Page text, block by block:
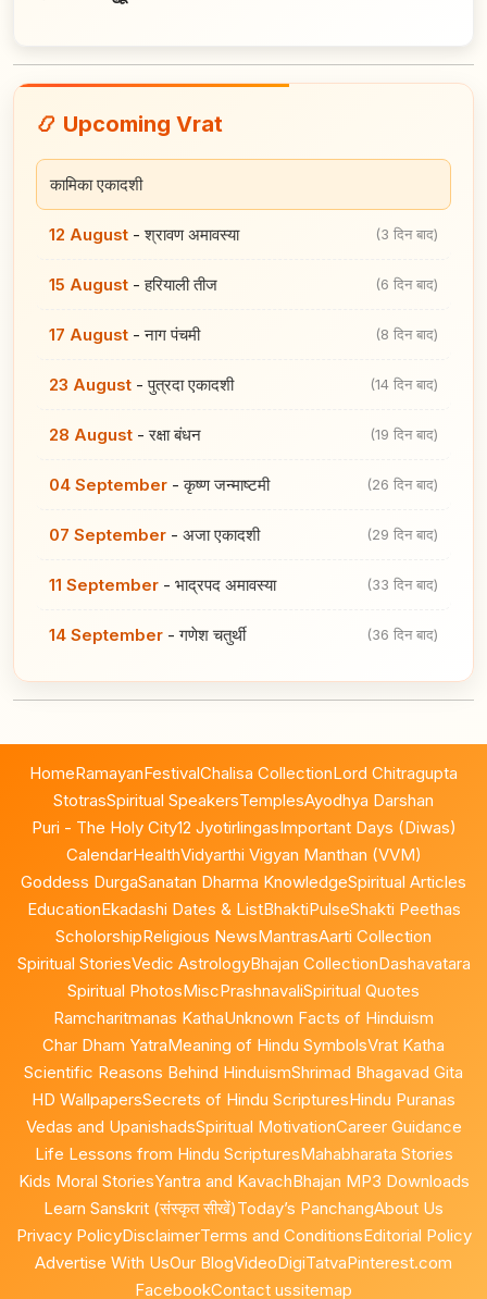
📿 Upcoming Vrat
कामिका एकादशी
12 August -श्रावण अमावस्या (3 दिन बाद)
15 August -हरियाली तीज (6 दिन बाद)
17 August -नाग पंचमी (8 दिन बाद)
23 August -पुत्रदा एकादशी (14 दिन बाद)
28 August -रक्षा बंधन (19 दिन बाद)
04 September -कृष्ण जन्माष्टमी (26 दिन बाद)
07 September - अजा एकादशी (29 दिन बाद)
11 September - भाद्रपद अमावस्या (33 दिन बाद)
14 September -गणेश चतुर्थी (36 दिन बाद)
HomeRamayanFestivalChalisa CollectionLord Chitragupta
StotrasSpiritual SpeakersTemplesAyodhya Darshan
Puri - The Holy City12 JyotirlingasImportant Days (Diwas)
CalendarHealthVidyarthi Vigyan Manthan (VVM)
Goddess DurgaSanatan Dharma KnowledgeSpiritual Articles
EducationEkadashi Dates & ListBhaktiPulseShakti Peethas
ScholorshipReligious NewsMantrasAarti Collection
Spiritual StoriesVedic AstrologyBhajan CollectionDashavatara
Spiritual PhotosMiscPrashnavaliSpiritual Quotes
Ramcharitmanas KathaUnknown Facts of Hinduism
Char Dham YatraMeaning of Hindu SymbolsVrat Katha
Scientific Reasons Behind HinduismShrimad Bhagavad Gita
HD WallpapersSecrets of Hindu ScripturesHindu Puranas
Vedas and UpanishadsSpiritual MotivationCareer Guidance
Life Lessons from Hindu ScripturesMahabharata Stories
Kids Moral StoriesYantra and KavachBhajan MP3 Downloads
Learn Sanskrit (संस्कृत सीखें)Today’s PanchangAbout Us
Privacy PolicyDisclaimerTerms and ConditionsEditorial Policy
Advertise With UsOur BlogVideoDigiTatvaPinterest.com
FacebookContact ussitemap